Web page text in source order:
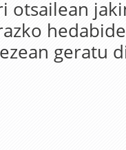
otsailean
geratu